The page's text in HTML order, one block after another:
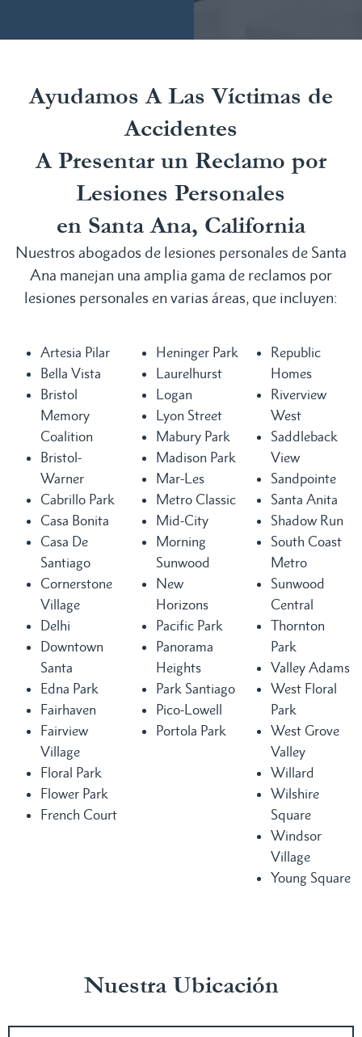
Ayudamos A Las Víctimas de
Accidentes
A Presentar un Reclamo por
Lesiones Personales
en Santa Ana, California
Nuestros abogados de lesiones personales de Santa
Ana manejan una amplia gama de reclamos por
lesiones personales en varias áreas, que incluyen:
Artesia Pilar
Bella Vista
Bristol
Memory
Coalition
Bristol-
Warner
Cabrillo Park
Casa Bonita
Casa De
Santiago
Cornerstone
Village
Delhi
Downtown
Santa
Edna Park
Fairhaven
Fairview
Village
Floral Park
Flower Park
French Court
Heninger Park
Laurelhurst
Logan
Lyon Street
Mabury Park
Madison Park
Mar-Les
Metro Classic
Mid-City
Morning
Sunwood
New
Horizons
Pacific Park
Panorama
Heights
Park Santiago
Pico-Lowell
Portola Park
Republic
Homes
Riverview
West
Saddleback
View
Sandpointe
Santa Anita
Shadow Run
South Coast
Metro
Sunwood
Central
Thornton
Park
Valley Adams
West Floral
Park
West Grove
Valley
Willard
Wilshire
Square
Windsor
Village
Young Square
Nuestra Ubicación